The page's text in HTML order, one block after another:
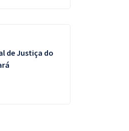
de Justiça do